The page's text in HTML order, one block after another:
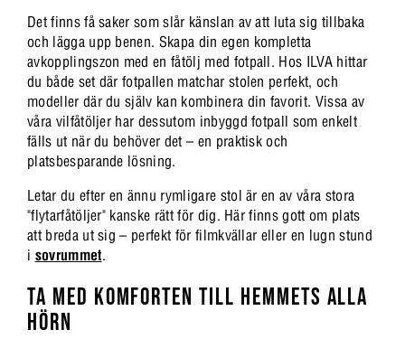
Det finns få saker som slår känslan av att luta sig tillbaka
och lägga upp benen. Skapa din egen kompletta
avkopplingszon med en fåtölj med fotpall. Hos ILVA hittar
du både set där fotpallen matchar stolen perfekt, och
modeller där du själv kan kombinera din favorit. Vissa av
våra vilfåtöljer har dessutom inbyggd fotpall som enkelt
fälls ut när du behöver det – en praktisk och
platsbesparande lösning.
Letar du efter en ännu rymligare stol är en av våra stora
"flytarfåtöljer" kanske rätt för dig. Här finns gott om plats
att breda ut sig – perfekt för filmkvällar eller en lugn stund
i sovrummet.
TA MED KOMFORTEN TILL HEMMETS ALLA
HÖRN